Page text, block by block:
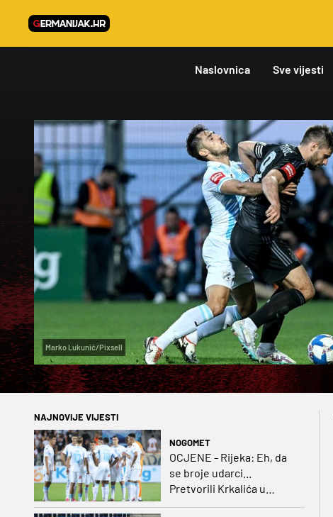
Naslovnica Sve vijesti
Marko Lukunić/Pixsell
NAJNOVIJE VIJESTI
NOGOMET
OCJENE - Rijeka: Eh, da
se broje udarci...
Pretvorili Krkalića u